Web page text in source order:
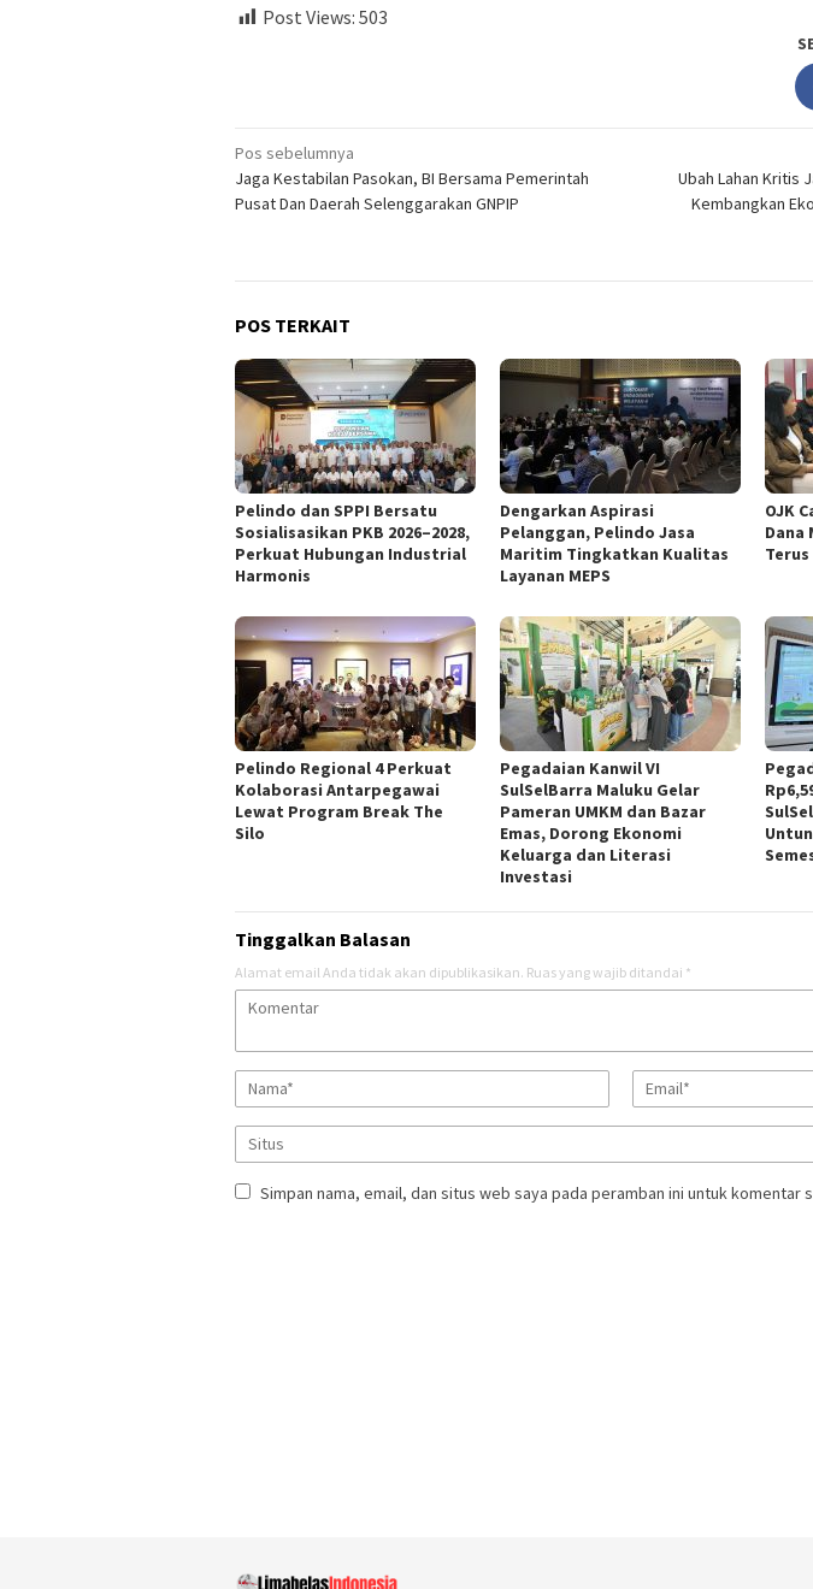
Post Views: 503
Navigasi
pos
Pos sebelumnya
Jaga Kestabilan Pasokan, BI Bersama Pemerintah
Pusat Dan Daerah Selenggarakan GNPIP
Ubah Lahan Kritis
Kembangkan
POS TERKAIT
Pelindo dan SPPI Bersatu
Sosialisasikan PKB 2026–2028,
Perkuat Hubungan Industrial
Harmonis
Dengarkan Aspirasi
Pelanggan, Pelindo Jasa
Maritim Tingkatkan Kualitas
Layanan MEPS
OJK
Dana
Pelindo Regional 4 Perkuat
Kolaborasi Antarpegawai
Lewat Program Break The
Silo
Pegadaian Kanwil VI
SulSelBarra Maluku Gelar
Pameran UMKM dan Bazar
Emas, Dorong Ekonomi
Keluarga dan Literasi
Investasi
Tinggalkan Balasan
Alamat email Anda tidak akan dipublikasikan. Ruas yang wajib ditandai *
Simpan nama, email, dan situs web saya pada peramban ini untuk komentar